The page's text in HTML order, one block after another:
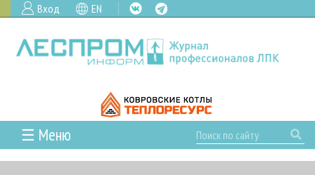
Вход EN
☰ Меню
ГЛАВНАЯ